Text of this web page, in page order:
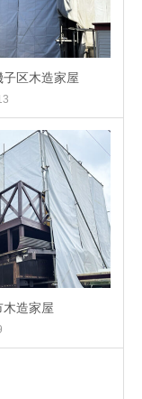
子区木造家屋
造家屋